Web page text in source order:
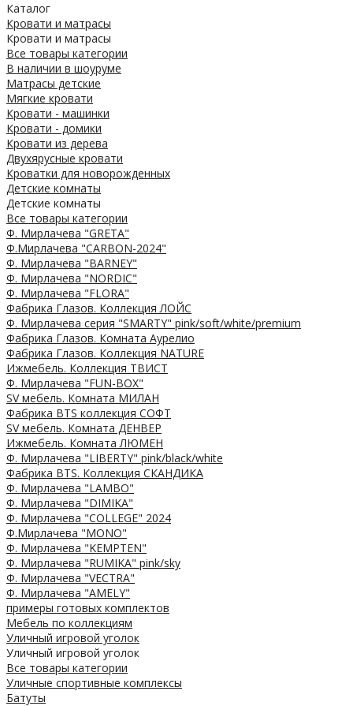
Каталог
Кровати и матрасы
Кровати и матрасы
Все товары категории
В наличии в шоуруме
Матрасы детские
Мягкие кровати
Кровати - машинки
Кровати - домики
Кровати из дерева
Двухярусные кровати
Кроватки для новорожденных
Детские комнаты
Детские комнаты
Все товары категории
Ф. Мирлачева "GRETA"
Ф.Мирлачева "CARBON-2024"
Ф. Мирлачева "BARNEY"
Ф. Мирлачева "NORDIC"
Ф. Мирлачева "FLORA"
Фабрика Глазов. Коллекция ЛОЙС
Ф. Мирлачева серия "SMARTY" pink/soft/white/premium
Фабрика Глазов. Комната Аурелио
Фабрика Глазов. Коллекция NATURE
Ижмебель. Коллекция ТВИСТ
Ф. Мирлачева "FUN-BOX"
SV мебель. Комната МИЛАН
Фабрика BTS коллекция СОФТ
SV мебель. Комната ДЕНВЕР
Ижмебель. Комната ЛЮМЕН
Ф. Мирлачева "LIBERTY" pink/black/white
Фабрика BTS. Коллекция СКАНДИКА
Ф. Мирлачева "LAMBO"
Ф. Мирлачева "DIMIKA"
Ф. Мирлачева "COLLEGE" 2024
Ф.Мирлачева "MONO"
Ф. Мирлачева "KEMPTEN"
Ф. Мирлачева "RUMIKA" pink/sky
Ф. Мирлачева "VECTRA"
Ф. Мирлачева "AMELY"
примеры готовых комплектов
Мебель по коллекциям
Уличный игровой уголок
Уличный игровой уголок
Все товары категории
Уличные спортивные комплексы
Батуты